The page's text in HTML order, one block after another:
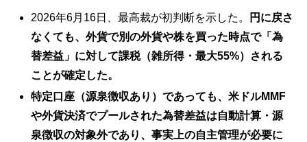
2026年6月16日、最高裁が初判断を示した。
円に戻さ
なくても、外貨で別の外貨や株を買った時点で「為
替差益」に対して課税（雑所得・最大55%）される
ことが確定した。
特定口座（源泉徴収あり）であっても、米ドルMMF
や外貨決済でプールされた為替差益は自動計算・源
泉徴収の対象外であり、事実上の自主管理が必要に